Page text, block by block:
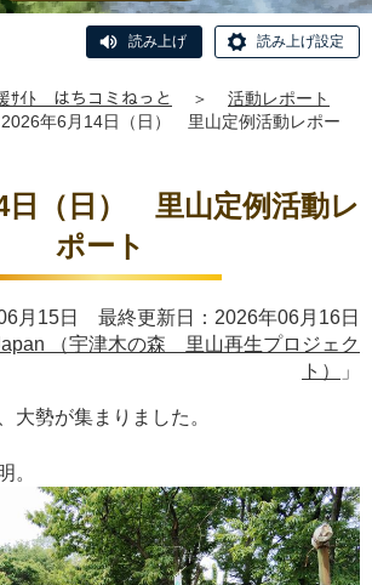
読み上げ 読み上げ設定
ｻｲﾄ はちコミねっと ＞
活動レポート
2026年6月14日（日） 里山定例活動レポー
日（日） 里山定例活動レ
ポート
月15日 最終更新日：2026年06月16日
（宇津木の森 里山再生プロジェク
ト）
」
大勢が集まりました。
。